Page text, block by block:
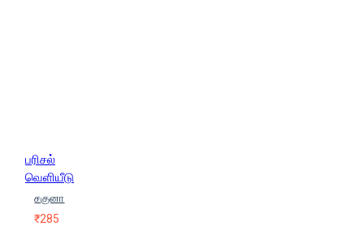
பரிசல்
வெளியீடு
சகுனா
₹285